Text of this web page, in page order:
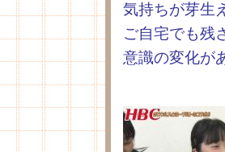
気持ちが芽生
ご自宅でも残
意識の変化が